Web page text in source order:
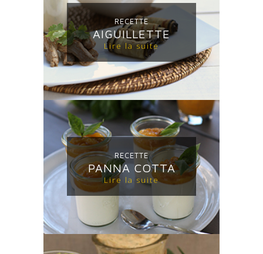
AIGUILLETTE
Lire la suite
RECETTE
Lire la suite
PANNA COTTA
RECETTE